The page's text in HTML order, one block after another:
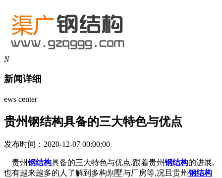
N
新闻详细
ews center
贵州钢结构具备的三大特色与优点
发布时间：2020-12-07 00:00:00
贵州钢结构具备的三大特色与优点,跟着贵州钢结构的进展,
也有越来越多的人了解到多构别墅与厂房等,况且贵州钢结构